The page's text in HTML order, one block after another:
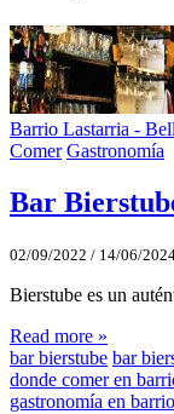
Barrio Lastarria -
Comer Gastronomía
Bar
02/09/2022 / 14/06/
Bierstube es un
Read more »
bar bierstube bar
donde comer en
gastronomía en